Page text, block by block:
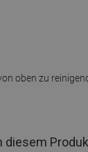
oben zu
diesem